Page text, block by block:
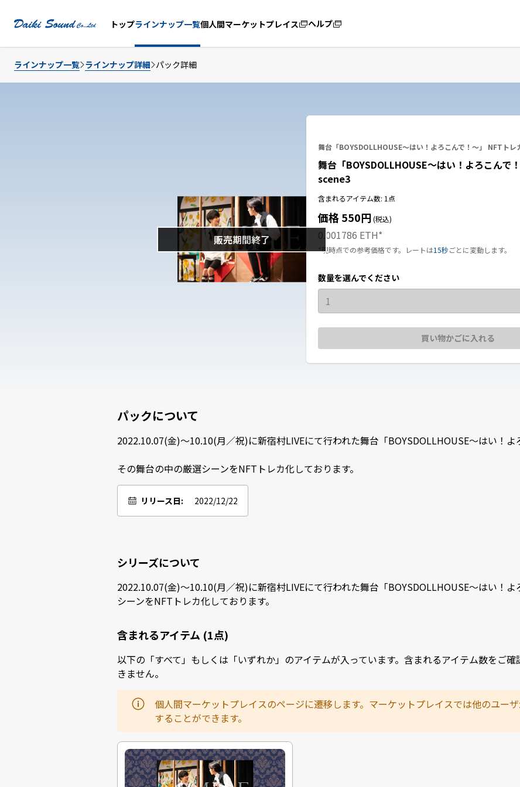
トップラインナップ一覧個人間マーケットプレイス ヘルプ
ラインナップ一覧 ラインナップ詳細 パック詳細
販売期間終了
舞台「BOYSDOLLHOUSE～はい！よろこんで！～」 NFTトレ
舞台「BOYSDOLLHOUSE～はい！よろこんで
scene3
含まれるアイテム数: 1点
価格 550円(税込)
0.001786 ETH*
*現時点での参考価格です。レートは15秒ごとに変動します。
数量を選んでください
1
買い物かごに入れる
パックについて
2022.10.07(金)〜10.10(月／祝)に新宿村LIVEにて行われた舞台「BOYSDOLLHOUSE～はい！よ
その舞台の中の厳選シーンをNFTトレカ化しております。
リリース日: 2022/12/22
シリーズについて
2022.10.07(金)〜10.10(月／祝)に新宿村LIVEにて行われた舞台「BOYSDOLLHOUSE～はい！
シーンをNFTトレカ化しております。
含まれるアイテム (1点)
以下の「すべて」もしくは「いずれか」のアイテムが入っています。含まれるアイテム数をご
きません。
個人間マーケットプレイスのページに遷移します。マーケットプレイスでは他のユー
することができます。